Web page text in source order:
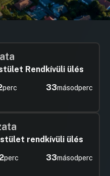
Rendkívüli ülés
perc 33másodperc
rendkívüli ülés
perc 33másodperc